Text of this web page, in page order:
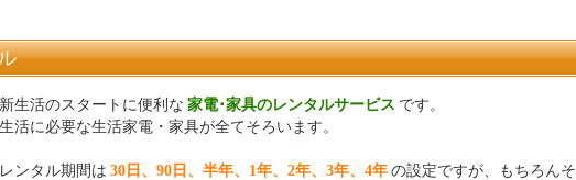
新生活のスタートに便利な 家電･家具のレンタルサービス です。
生活に必要な生活家電・家具が全てそろいます。
レンタル期間は 30日、90日、半年、1年、2年、3年、4年の設定ですが、もちろんそ